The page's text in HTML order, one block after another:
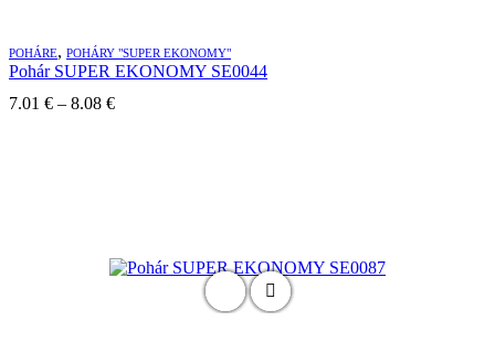
POHÁRE, POHÁRY "SUPER EKONOMY"
Pohár SUPER EKONOMY SE0044
7.01 € – 8.08 €Price